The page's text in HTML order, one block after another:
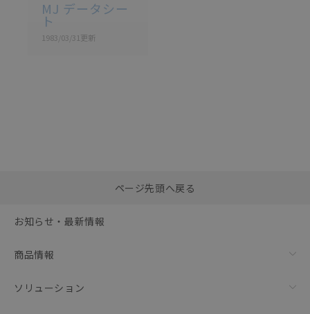
MJ データシー
ト
1983/03/31更新
括ダウンロード
ページ先頭へ戻る
お知らせ・最新情報
商品情報
ソリューション